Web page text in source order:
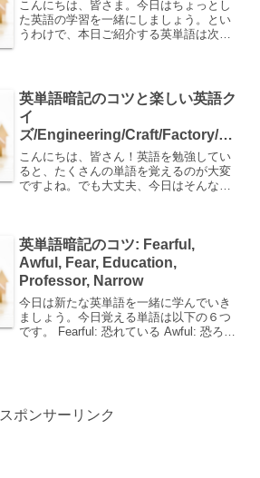
こんにちは、皆さま。今日はちょっとし
た英語の学習を一緒にしましょう。とい
うわけで、本日ご紹介する英単語は次の5
英単語暗記のコツと楽しい英語ク
イ
ズ/Engineering/Craft/Factory/Lu
ck/Fortunate
こんにちは、皆さん！英語を勉強してい
ると、たくさんの単語を覚えるのが大変
ですよね。でも大丈夫、今日はそんな皆
な...
英単語暗記のコツ: Fearful,
Awful, Fear, Education,
Professor, Narrow
今日は新たな英単語を一緒に学んでいき
ましょう。今日覚える単語は以下の６つ
です。 Fearful: 恐れている Awful: 恐ろし
スポンサーリンク